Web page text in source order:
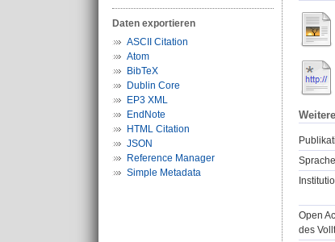
Daten exportieren
ASCII Citation
Atom
BibTeX
Dublin Core
EP3 XML
EndNote
HTML Citation
JSON
Reference Manager
Simple Metadata
Open
des